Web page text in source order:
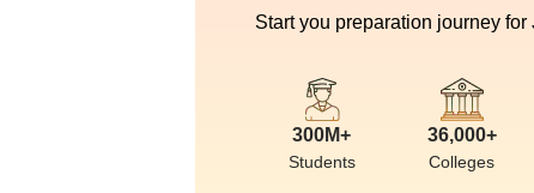
Start you preparation journey
300M+
Students
36,000+
Colleges